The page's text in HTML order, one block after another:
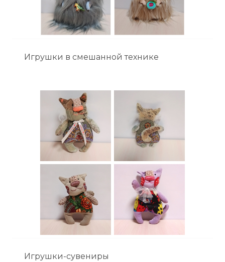
Игрушки в смешанной технике
Игрушки-сувениры